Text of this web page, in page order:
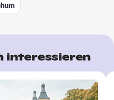
interessieren